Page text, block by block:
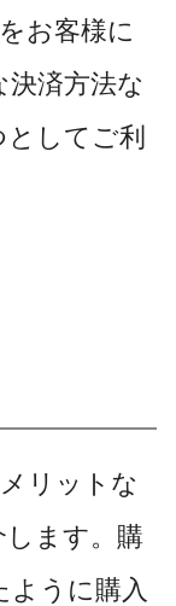
お客様に
済方法な
してご利
リットな
ます。購
ように購入